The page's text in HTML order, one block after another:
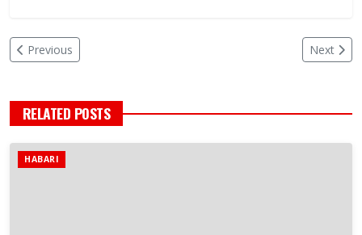
Previous Next
RELATED POSTS
HABARI